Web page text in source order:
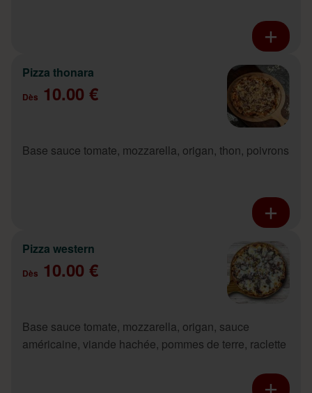
Pizza thonara
Dès 10.00 €
Base sauce tomate, mozzarella, origan, thon, poivrons
Pizza western
Dès 10.00 €
Base sauce tomate, mozzarella, origan, sauce
américaine, viande hachée, pommes de terre, raclette